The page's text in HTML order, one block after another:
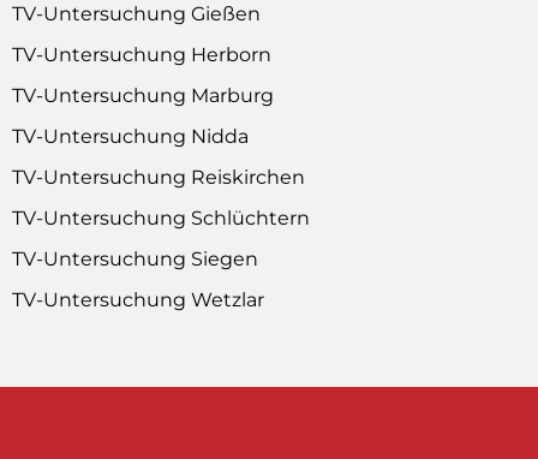
TV-Untersuchung Gießen
TV-Untersuchung Herborn
TV-Untersuchung Marburg
TV-Untersuchung Nidda
TV-Untersuchung Reiskirchen
TV-Untersuchung Schlüchtern
TV-Untersuchung Siegen
TV-Untersuchung Wetzlar